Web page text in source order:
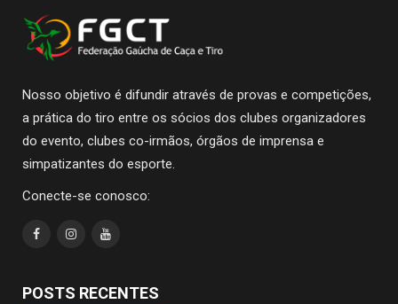
Nosso objetivo é difundir através de provas e competições,
a prática do tiro entre os sócios dos clubes organizadores
do evento, clubes co-irmãos, órgãos de imprensa e
simpatizantes do esporte.
Conecte-se conosco:
POSTS RECENTES